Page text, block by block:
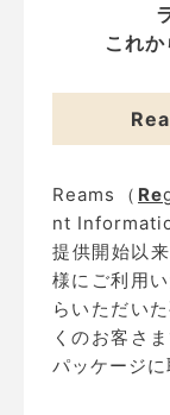
これか
Reams（ Re
nt
提供開始以
様にご利用
らいただい
くのお客さ
パッケージに